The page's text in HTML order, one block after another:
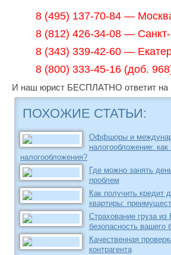
8 (495) 137-70-84 —
8 (812) 426-34-08 — Санкт-
8 (343) 339-42-60 —
8 (800) 333-45-16 (доб.
И наш юрист БЕСПЛАТНО ответит на
ПОХОЖИЕ СТАТЬИ:
Оффшоры и
налогообложение:
налогообложения?
Где можно занять
проблем
Как получить кредит
квартиры:
Страхование груза
безопасность вашего
Качественная
контрагента